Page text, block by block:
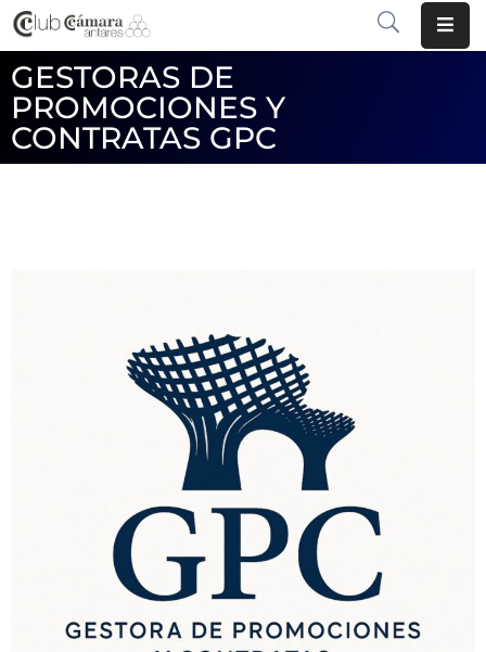
INICIO
¿QUÉ
ES?
COMUNICACIÓN
GESTORAS DE
PROMOCIONES Y
CONTRATAS GPC